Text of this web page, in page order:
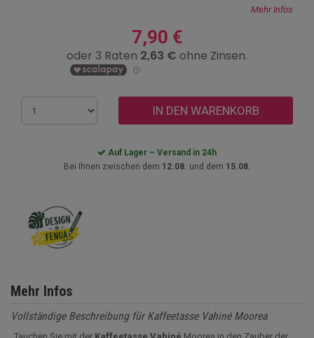
Mehr Infos
7,90 €
IN DEN WARENKORB
Auf Lager – Versand in 24h
Bei Ihnen zwischen dem 12.08. und dem 15.08.
Mehr Infos
Vollständige Beschreibung für Kaffeetasse Vahiné Moorea